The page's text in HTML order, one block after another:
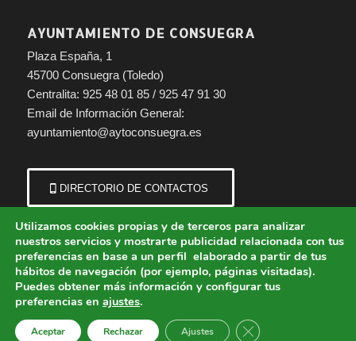
AYUNTAMIENTO DE CONSUEGRA
Plaza España, 1
45700 Consuegra (Toledo)
Centralita: 925 48 01 85 / 925 47 91 30
Email de Información General:
ayuntamiento@aytoconsuegra.es
DIRECTORIO DE CONTACTOS
© Copyright - Ayuntamiento de Consuegra (Toledo) | Portal municipal.
Aviso Legal Política de Cookies
Política de Privacidad
Utilizamos cookies propias y de terceros para analizar
nuestros servicios y mostrarte publicidad relacionada con tus
preferencias en base a un perfil elaborado a partir de tus
hábitos de navegación (por ejemplo, páginas visitadas).
Puedes obtener más información y configurar tus
preferencias en ajustes.
Aceptar Rechazar Ajustes Cerrar el banner de